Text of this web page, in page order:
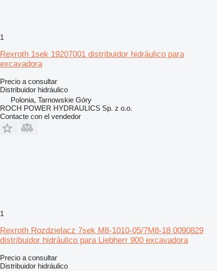
1
Rexroth 1sek 19207001 distribuidor hidráulico para
excavadora
Precio a consultar
Distribuidor hidráulico
Polonia, Tarnowskie Góry
ROCH POWER HYDRAULICS Sp. z o.o.
Contacte con el vendedor
1
Rexroth Rozdzielacz 7sek M8-1010-05/7M8-18 0090829
distribuidor hidráulico para Liebherr 900 excavadora
Precio a consultar
Distribuidor hidráulico